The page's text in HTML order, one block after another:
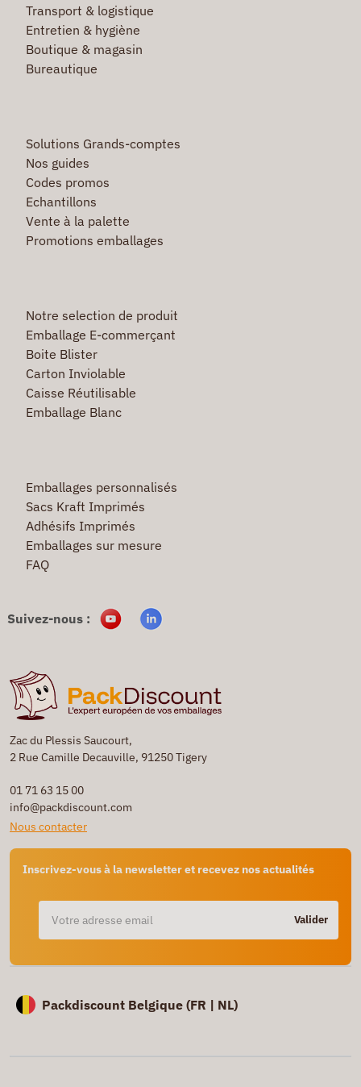
Zac du Plessis Saucourt,
2 Rue Camille Decauville, 91250 Tigery
01 71 63 15 00
info@packdiscount.com
Nous contacter
Inscrivez-vous à la newsletter et recevez nos actualités
Valider
Transport & logistique
Entretien & hygiène
Boutique & magasin
Bureautique
Solutions Grands-comptes
Nos guides
Codes promos
Echantillons
Vente à la palette
Promotions emballages
Notre selection de produit
Emballage E-commerçant
Boite Blister
Carton Inviolable
Caisse Réutilisable
Emballage Blanc
Emballages personnalisés
Sacs Kraft Imprimés
Adhésifs Imprimés
Emballages sur mesure
FAQ
Suivez-nous :
Packdiscount Belgique (FR | NL)